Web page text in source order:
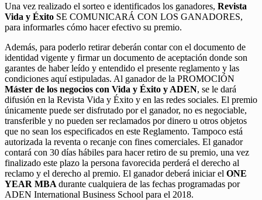
Una vez realizado el sorteo e identificados los ganadores, Revista
Vida y Éxito SE COMUNICARÁ CON LOS GANADORES,
para informarles cómo hacer efectivo su premio.
Además, para poderlo retirar deberán contar con el documento de
identidad vigente y firmar un documento de aceptación donde son
garantes de haber leído y entendido el presente reglamento y las
condiciones aquí estipuladas. Al ganador de la PROMOCIÓN
Máster de los negocios con Vida y Éxito y ADEN, se le dará
difusión en la Revista Vida y Éxito y en las redes sociales. El premio
únicamente puede ser disfrutado por el ganador, no es negociable,
transferible y no pueden ser reclamados por dinero u otros objetos
que no sean los especificados en este Reglamento. Tampoco está
autorizada la reventa o recanje con fines comerciales. El ganador
contará con 30 días hábiles para hacer retiro de su premio, una vez
finalizado este plazo la persona favorecida perderá el derecho al
reclamo y el derecho al premio. El ganador deberá iniciar el ONE
YEAR MBA durante cualquiera de las fechas programadas por
ADEN International Business School para el 2018.